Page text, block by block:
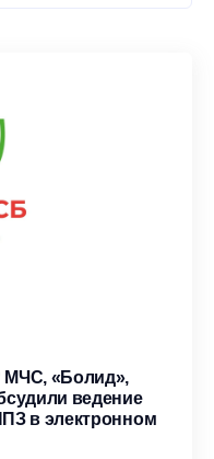
МЧС, «Болид»,
ведение
в электронном